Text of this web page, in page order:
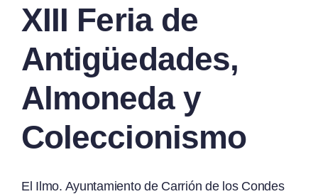
XIII Feria de
Antigüedades,
Almoneda y
Coleccionismo
El Ilmo. Ayuntamiento de Carrión de los Condes